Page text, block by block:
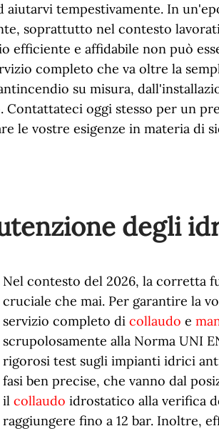
tempestivamente. In
soprattutto nel contesto
efficiente e affidabile non può
completo che va oltre la
su misura,
Contattateci oggi stesso per un
le vostre esigenze in materia di
degli
Nel contesto del 2026, la corretta
cruciale che mai. Per garantire la
servizio completo di collaudo e
scrupolosamente alla Norma UNI
rigorosi test sugli impianti idrici
fasi ben precise, che vanno dal
il collaudo idrostatico alla verifica
raggiungere fino a 12 bar. Inoltre,